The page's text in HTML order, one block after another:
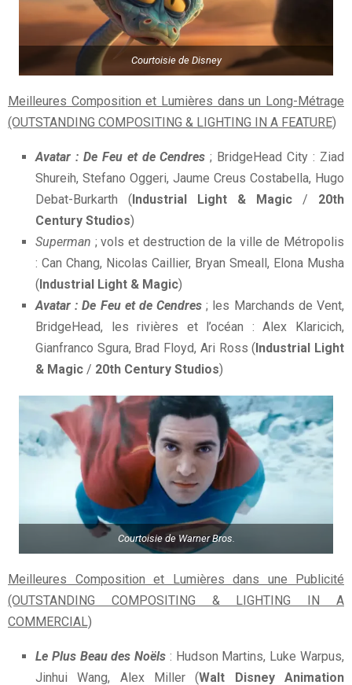
Courtoisie de Disney
Meilleures Composition et Lumières dans un Long-Métrage
(OUTSTANDING COMPOSITING & LIGHTING IN A FEATURE)
Avatar : De Feu et de Cendres ; BridgeHead City : Ziad
Shureih, Stefano Oggeri, Jaume Creus Costabella, Hugo
Debat-Burkarth ( Industrial Light & Magic / 20th
Century Studios)
Superman ; vols et destruction de la ville de Métropolis
: Can Chang, Nicolas Caillier, Bryan Smeall, Elona Musha
( Industrial Light & Magic)
Avatar : De Feu et de Cendres ; les Marchands de Vent,
BridgeHead, les rivières et l’océan : Alex Klaricich,
Gianfranco Sgura, Brad Floyd, Ari Ross ( Industrial Light
& Magic / 20th Century Studios)
Courtoisie de Warner Bros.
Meilleures Composition et Lumières dans une Publicité
(OUTSTANDING COMPOSITING & LIGHTING IN A
COMMERCIAL)
Le Plus Beau des Noëls : Hudson Martins, Luke Warpus,
Jinhui Wang, Alex Miller (Walt Disney Animation